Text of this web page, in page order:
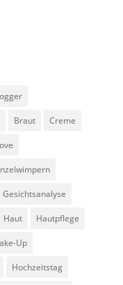
Braut Creme
Gesichtsanalyse
Haut Hautpflege
Up
Hochzeitstag